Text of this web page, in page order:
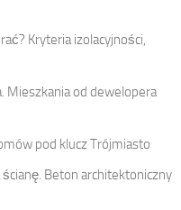
Kryteria izolacyjności,
Mieszkania od dewelopera
pod klucz Trójmiasto
Beton architektoniczny